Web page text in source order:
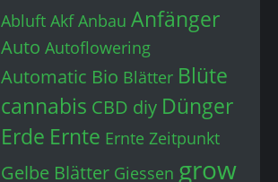
Abluft Akf Anbau Anfänger
Auto Autoflowering
Automatic Bio Blätter Blüte
cannabis CBD diy Dünger
Erde Ernte Ernte Zeitpunkt
Gelbe Blätter Giessen grow